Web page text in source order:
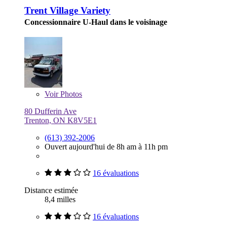
Trent Village Variety
Concessionnaire U-Haul dans le voisinage
VoirPhotos
80 Dufferin Ave
Trenton, ON K8V5E1
(613) 392-2006
Ouvert aujourd'hui de 8h am à 11h pm
16 évaluations
Distance estimée
8,4 milles
16 évaluations